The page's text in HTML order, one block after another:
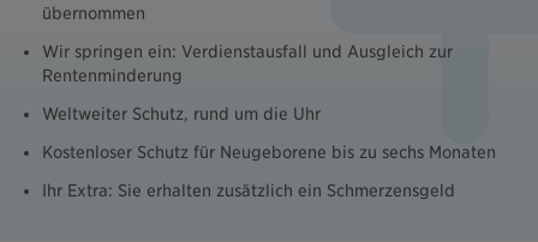
übernommen
Wir springen ein: Verdienstausfall und Ausgleich zur
Rentenminderung
Weltweiter Schutz, rund um die Uhr
Kostenloser Schutz für Neugeborene bis zu sechs Monaten
Ihr Extra: Sie erhalten zusätzlich ein Schmerzensgeld